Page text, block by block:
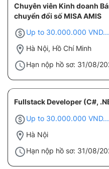
Chuyên viên Kinh doanh
chuyển đổi số MISA AMIS
Up to 30.000.000 VND...
Hà Nội, Hồ Chí Minh
Hạn nộp hồ sơ: 31/08/
Fullstack Developer (C#,
Up to 30.000.000 VND...
Hà Nội
Hạn nộp hồ sơ: 31/08/